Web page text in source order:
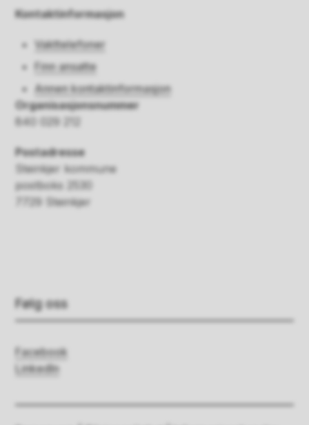
Kontaktinformasjon
Vakttelefoner
Finn ansatte
Annen kontaktinformasjon
Organisasjonsnummer
840 029 212
Postadresse
Steinkjer kommune
postboks 2530
7729 Steinkjer
Følg oss
Facebook
LinkedIn